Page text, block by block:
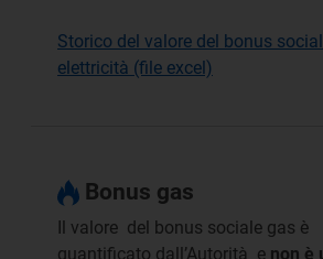
Storico del valore del bonus
elettricità (file excel)
Bonus gas
Il valore del bonus sociale gas è
quantificato dall’Autorità e non è